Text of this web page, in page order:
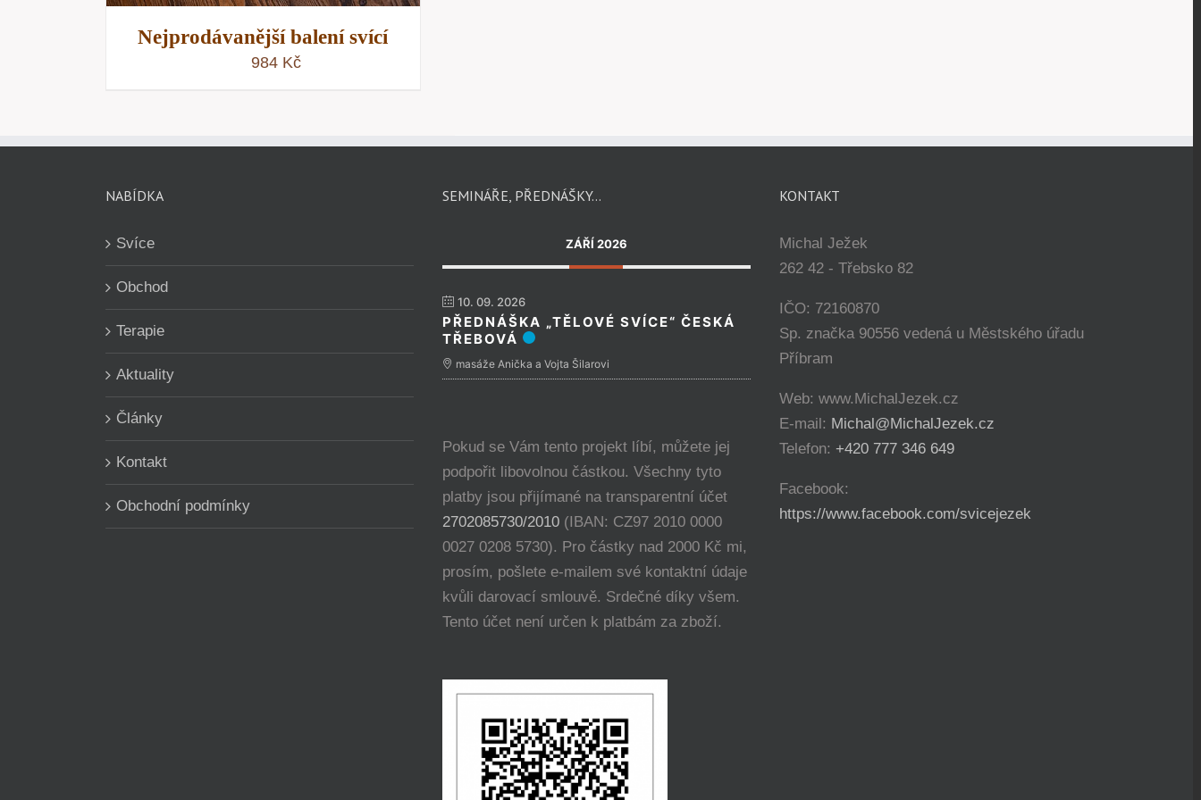
Nejprodávanější balení svící
984 Kč
NABÍDKA
Svíce
Obchod
Terapie
Aktuality
Články
Kontakt
Obchodní podmínky
SEMINÁŘE, PŘEDNÁŠKY…
ZÁŘÍ 2026
10. 09. 2026
PŘEDNÁŠKA „TĚLOVÉ SVÍCE“ ČESKÁ
TŘEBOVÁ
masáže Anička a Vojta Šilarovi
Pokud se Vám tento projekt líbí, můžete jej
podpořit libovolnou částkou. Všechny tyto
platby jsou přijímané na transparentní účet
2702085730/2010(IBAN: CZ97 2010 0000
0027 0208 5730). Pro částky nad 2000 Kč mi,
prosím, pošlete e-mailem své kontaktní údaje
kvůli darovací smlouvě. Srdečné díky všem.
Tento účet není určen k platbám za zboží.
KONTAKT
Michal Ježek
262 42 - Třebsko 82
IČO: 72160870
Sp. značka 90556 vedená u Městského úřadu
Příbram
Web: www.MichalJezek.cz
E-mail: Michal@MichalJezek.cz
Telefon: +420 777 346 649
Facebook:
https://www.facebook.com/svicejezek